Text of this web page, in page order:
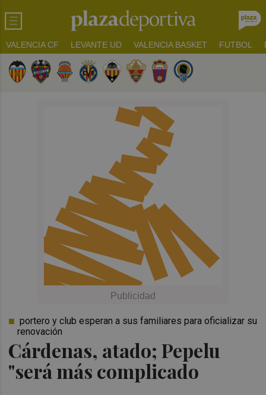
VALENCIA CF LEVANTE UD VALENCIA BASKET FUTBOL
Cárdenas, atado; Pepelu
"será más complicado
portero y club esperan a sus familiares para oficializar su
renovación